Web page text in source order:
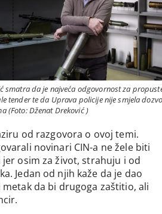
smatra da je najveća odgovornost za
tender te da Uprava policije nije smjela
(Foto: Dženat Dreković )
od razgovora o ovoj temi.
novinari CIN-a ne žele biti
osim za život, strahuju i od
Jedan od njih kaže da je dao
da bi drugoga zaštitio, ali